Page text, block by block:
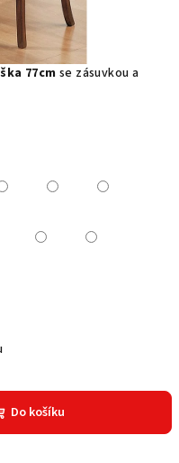
77cm se zásuvkou a
Do košíku